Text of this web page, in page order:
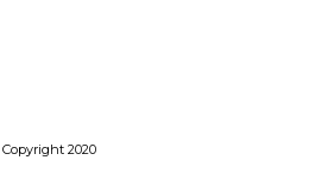
Copyright 2020